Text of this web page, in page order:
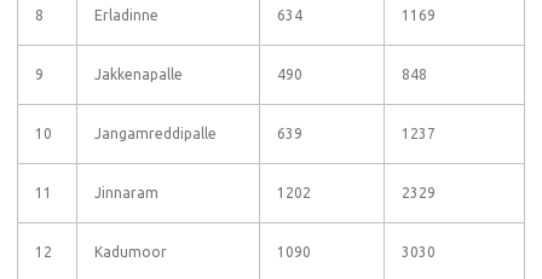
8 Erladinne 634 1169
9 Jakkenapalle 490 848
10 Jangamreddipalle 639 1237
11 Jinnaram 1202 2329
12 Kadumoor 1090 3030